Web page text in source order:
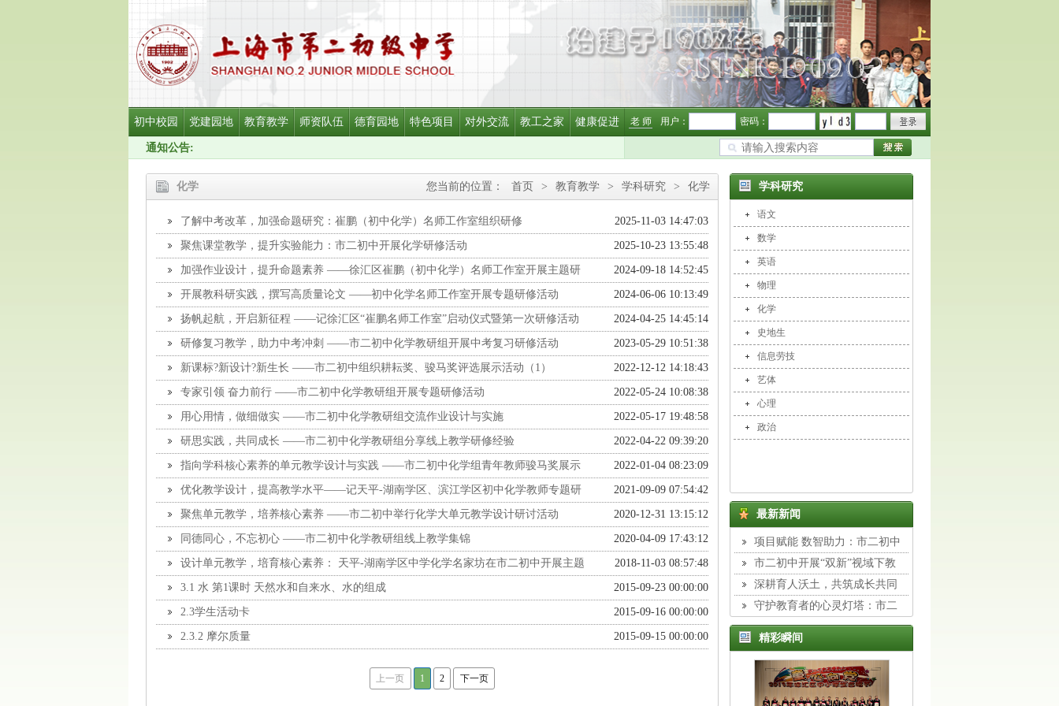
初中校园 党建园地 教育教学 师资队伍 德育园地 特色项目 对外交流 教工之家 健康促进 老 师 用户： 密码：
通知公告:
您当前的位置： 首页 > 教育教学 > 学科研究 > 化学
化学
2025-11-03 14:47:03
了解中考改革，加强命题研究：崔鹏（初中化学）名师工作室组织研修
2025-10-23 13:55:48
聚焦课堂教学，提升实验能力：市二初中开展化学研修活动
2024-09-18 14:52:45
加强作业设计，提升命题素养 ——徐汇区崔鹏（初中化学）名师工作室开展主题研
2024-06-06 10:13:49
开展教科研实践，撰写高质量论文 ——初中化学名师工作室开展专题研修活动
2024-04-25 14:45:14
扬帆起航，开启新征程 ——记徐汇区“崔鹏名师工作室”启动仪式暨第一次研修活动
2023-05-29 10:51:38
研修复习教学，助力中考冲刺 ——市二初中化学教研组开展中考复习研修活动
2022-12-12 14:18:43
新课标?新设计?新生长 ——市二初中组织耕耘奖、骏马奖评选展示活动（1）
2022-05-24 10:08:38
专家引领 奋力前行 ——市二初中化学教研组开展专题研修活动
2022-05-17 19:48:58
用心用情，做细做实 ——市二初中化学教研组交流作业设计与实施
2022-04-22 09:39:20
研思实践，共同成长 ——市二初中化学教研组分享线上教学研修经验
2022-01-04 08:23:09
指向学科核心素养的单元教学设计与实践 ——市二初中化学组青年教师骏马奖展示
小结
2021-09-09 07:54:42
优化教学设计，提高教学水平——记天平-湖南学区、滨江学区初中化学教师专题研
修活动
2020-12-31 13:15:12
聚焦单元教学，培养核心素养 ——市二初中举行化学大单元教学设计研讨活动
2020-04-09 17:43:12
同德同心，不忘初心 ——市二初中化学教研组线上教学集锦
2018-11-03 08:57:48
设计单元教学，培育核心素养： 天平-湖南学区中学化学名家坊在市二初中开展主题
研修
2015-09-23 00:00:00
3.1 水 第1课时 天然水和自来水、水的组成
2015-09-16 00:00:00
2.3学生活动卡
2015-09-15 00:00:00
2.3.2 摩尔质量
上一页 1 2 下一页
学科研究
语文
数学
英语
物理
化学
史地生
信息劳技
艺体
心理
政治
最新新闻
项目赋能 数智助力：市二初中
组织教师开展专题校本培训
市二初中开展“双新”视域下教
与学转型主题培训
深耕育人沃土，共筑成长共同
体：市二初中班主任工作室展示活
动纪实
守护教育者的心灵灯塔：市二
初中举行德育专题讲座
精彩瞬间